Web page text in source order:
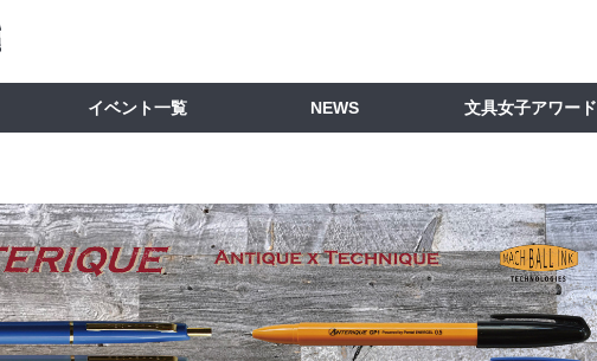
イベント一覧 NEWS 文具女子アワード